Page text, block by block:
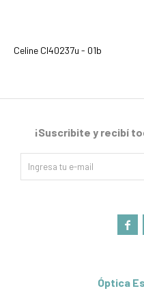
Celine Cl40237u - 01b
Óptica
¡Suscribite y recibí
